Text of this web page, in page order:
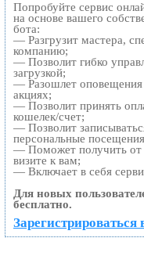
Попробуйте сервис
на основе вашего
бота:
— Разгрузит мастера,
компанию;
— Позволит гибко
загрузкой;
— Разошлет оповещения
акциях;
— Позволит принять
кошелек/счет;
— Позволит
персональные
— Поможет получить от
визите к вам;
— Включает в себя
Для новых
бесплатно.
Зарегистрироваться